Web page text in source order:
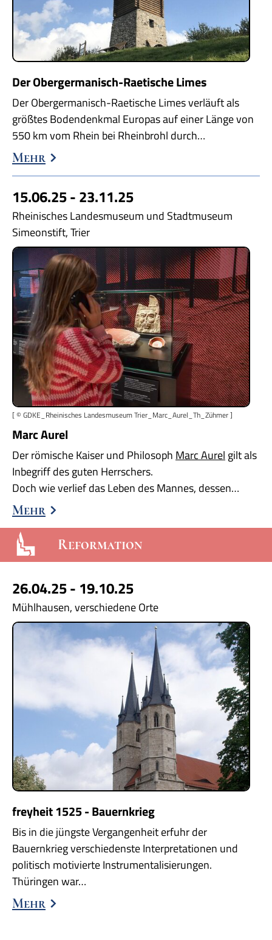
Der Obergermanisch-Raetische Limes
Der Obergermanisch-Raetische Limes verläuft als
größtes Bodendenkmal Europas auf einer Länge von
550 km vom Rhein bei Rheinbrohl durch…
Mehr
15.06.25 - 23.11.25
Rheinisches Landesmuseum und Stadtmuseum
Simeonstift, Trier
[ © GDKE_Rheinisches Landesmuseum Trier_Marc_Aurel_Th_Zühmer ]
Marc Aurel
Der römische Kaiser und Philosoph Marc Aurel gilt als
Inbegriff des guten Herrschers.
Doch wie verlief das Leben des Mannes, dessen…
Mehr
Reformation
26.04.25 - 19.10.25
Mühlhausen, verschiedene Orte
freyheit 1525 - Bauernkrieg
Bis in die jüngste Vergangenheit erfuhr der
Bauernkrieg verschiedenste Interpretationen und
politisch motivierte Instrumentalisierungen.
Thüringen war…
Mehr